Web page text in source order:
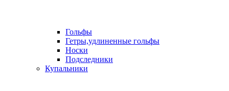
Гольфы
Гетры,удлиненные гольфы
Носки
Подследники
Купальники